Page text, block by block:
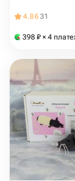
4.8631
398 ₽ × 4